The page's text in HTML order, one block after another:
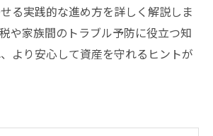
る実践的な進め方を詳しく解説しま
や家族間のトラブル予防に役立つ知
より安心して資産を守れるヒントが